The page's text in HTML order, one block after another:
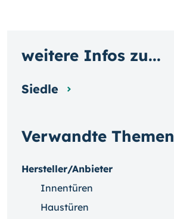
Verwandte Themen
Hersteller/Anbieter
Innentüren
Haustüren
weitere Infos zu...
Siedle